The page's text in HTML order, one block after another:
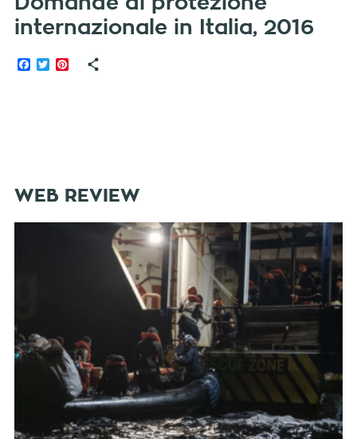
internazionale in Italia, 2016
Facebook
TwitterPinterest
WEB REVIEW